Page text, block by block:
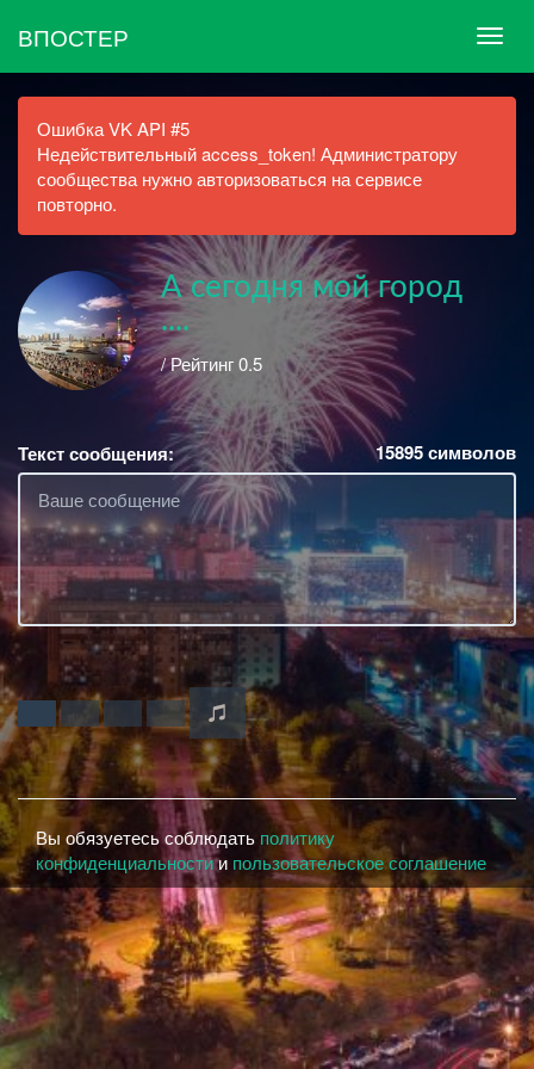
ВПОСТЕР
Ошибка VK API #5
Недействительный access_token! Администратору
сообщества нужно авторизоваться на сервисе
повторно.
А сегодня мой город
....
/ Рейтинг 0.5
Текст сообщения: 15895символов
Вы обязуетесь соблюдать политику
конфиденциальностии пользовательское соглашение